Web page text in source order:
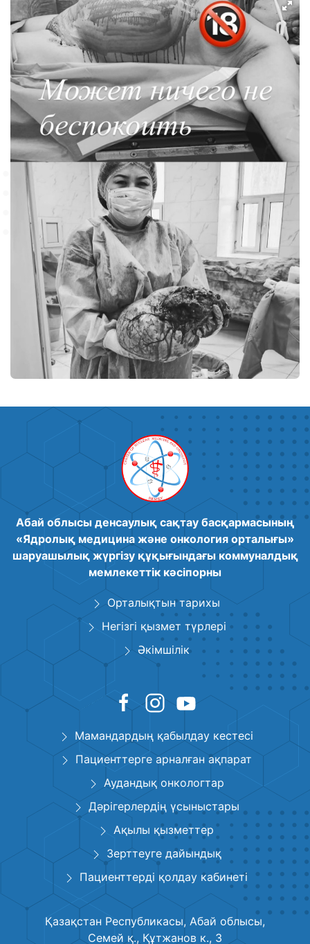
Абай облысы денсаулық сақтау басқармасының
«Ядролық медицина және онкология орталығы»
шаруашылық жүргізу құқығындағы коммуналдық
мемлекеттік кәсіпорны
Орталықтын тарихы
Негізгі қызмет түрлері
Әкімшілік
Мамандардың қабылдау кестесі
Пациенттерге арналған ақпарат
Аудандық онкологтар
Дәрігерлердің үсыныстары
Ақылы қызметтер
Зерттеуге дайындық
Пациенттерді қолдау кабинеті
Қазақстан Республикасы, Абай облысы,
Семей қ., Құтжанов к., 3